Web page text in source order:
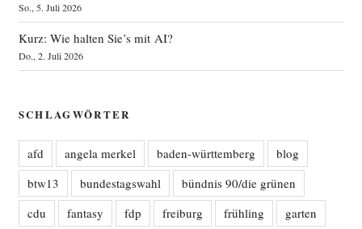
So., 5. Juli 2026
Kurz: Wie halten Sie’s mit AI?
Do., 2. Juli 2026
SCHLAGWÖRTER
afd angela merkel baden-württemberg
blog
btw13
bundestagswahl
bündnis 90/die grünen
cdu
fantasy fdp freiburg frühling
garten